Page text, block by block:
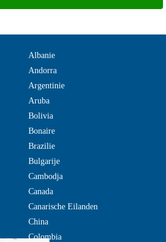
Albanie
Andorra
Argentinie
Aruba
Bolivia
Bonaire
Brazilie
Bulgarije
Cambodja
Canada
Canarische Eilanden
China
Colombia